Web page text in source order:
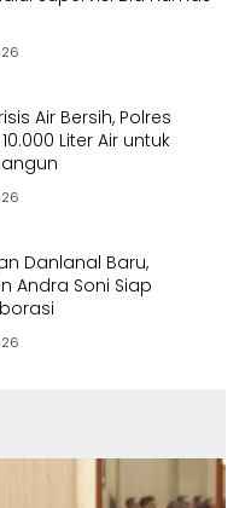
Air Bersih, Polres
Liter Air untuk
Danlanal Baru,
Andra Soni Siap